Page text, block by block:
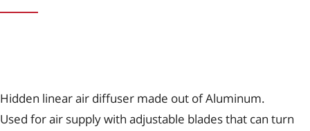
Hidden linear air diffuser made out of Aluminum.
Used for air supply with adjustable blades that can turn